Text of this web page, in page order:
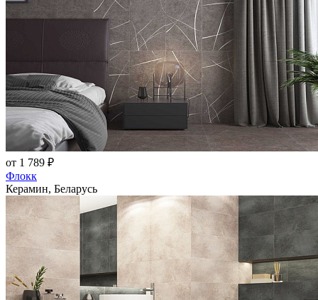
от 1 789 ₽
Флокк
Керамин, Беларусь